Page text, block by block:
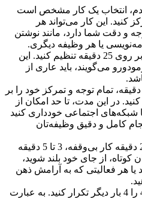
یک کار مشخص است
این کار می‌تواند هر
دقت شما دارد، مانند نوشتن
یا هر وظیفه‌ دیگری.
تایمر خود را بر روی 25 دقیقه تنظیم کنید. این
می‌گویند، باید عاری از
دقیقه، تمام توجه و تمرکز خود را بر
این مدت، تا حد امکان از
اجتماعی خودداری کنید
و دقیق وظیفه‌تان
پس از 25 دقیقه کار بی‌وقفه، 3 تا 5 دقیقه
از جای خود بلند شوید،
فعالیتی که به آرامش ذهن
مراحل 2 تا 4 را 4 بار دیگر تکرار کنید. به عبارت